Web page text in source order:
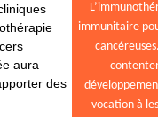
immunitaire
vocation à
aura
des